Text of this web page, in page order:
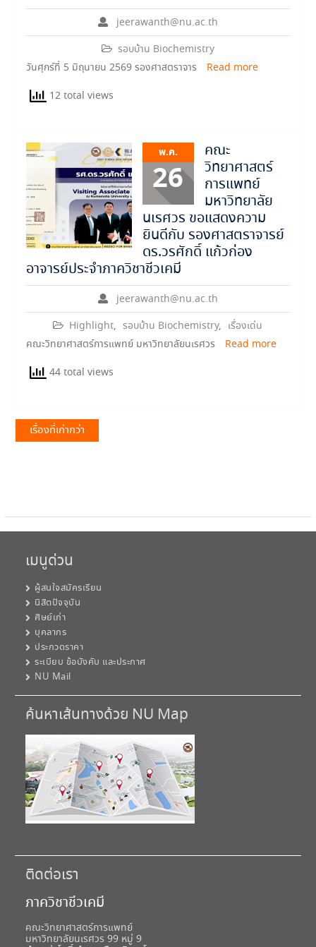
jeerawanth@nu.ac.th
รอบบ้าน Biochemistry
วันศุกร์ที่ 5 มิถุนายน 2569 รองศาสตราจาร
Read more
12 total views
พ.ค.
26
คณะ
วิทยาศาสตร์
การแพทย์
มหาวิทยาลัย
นเรศวร ขอแสดงความ
ยินดีกับ รองศาสตราจารย์
ดร.วรศักดิ์ แก้วก่อง
อาจารย์ประจำภาควิชาชีวเคมี
jeerawanth@nu.ac.th
Highlight, รอบบ้าน Biochemistry, เรื่องเด่น
คณะวิทยาศาสตร์การแพทย์ มหาวิทยาลัยนเรศวร
Read more
44 total views
แนะแนว
เรื่อง
เรื่องที่เก่ากว่า
เมนูด่วน
ผู้สนใจสมัครเรียน
นิสิตปัจจุบัน
ศิษย์เก่า
บุคลากร
ประกวดราคา
ระเบียบ ข้อบังคับ และประกาศ
NU Mail
ค้นหาเส้นทางด้วย NU Map
ติดต่อเรา
ภาควิชาชีวเคมี
คณะวิทยาศาสตร์การแพทย์
มหาวิทยาลัยนเรศวร 99 หมู่ 9